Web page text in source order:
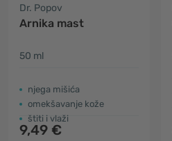
Dr. Popov
Arnika mast
50 ml
njega mišića
omekšavanje kože
štiti i vlaži
9,49 €